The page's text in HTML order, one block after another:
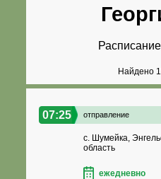
Найдено
07:25 отправление
с. Шумейка,
область
ежедневно